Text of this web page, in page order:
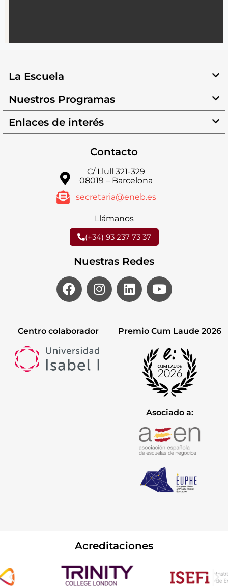
La Escuela
Nuestros Programas
Enlaces de interés
Contacto
C/ Llull 321-329
08019 – Barcelona
secretaria@eneb.es
Llámanos
(+34) 93 237 73 37
Nuestras Redes
Centro colaborador Premio Cum Laude 2026
Asociado a:
Acreditaciones